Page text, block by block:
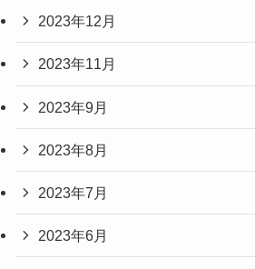
2023年12月
2023年11月
2023年9月
2023年8月
2023年7月
2023年6月